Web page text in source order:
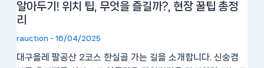
알아두기! 위치 팁, 무엇을 즐길까?, 현장 꿀팁 총정
리
rauction - 16/04/2025
대구올레 팔공산 2코스 한실골 가는 길을 소개합니다. 신숭겸